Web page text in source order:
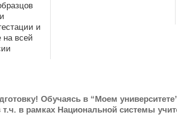
и
на всей
Обучаясь в “Моем
в рамках Национальной системы